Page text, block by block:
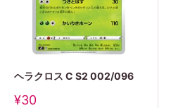
ヘラクロス C S2 002/096
販
¥30